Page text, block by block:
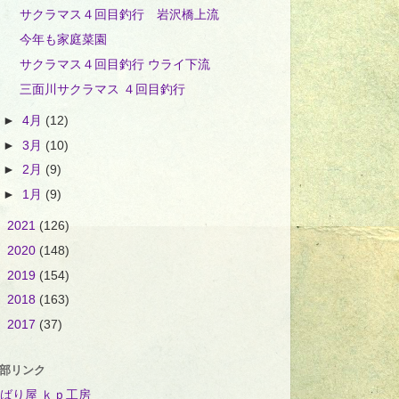
サクラマス４回目釣行 岩沢橋上流
今年も家庭菜園
サクラマス４回目釣行 ウライ下流
三面川サクラマス ４回目釣行
►4月(12)
►3月 (10)
►2月(9)
► 1月(9)
2021 (126)
2020 (148)
2019 (154)
2018 (163)
2017 (37)
リンク
り屋 ｋｐ工房